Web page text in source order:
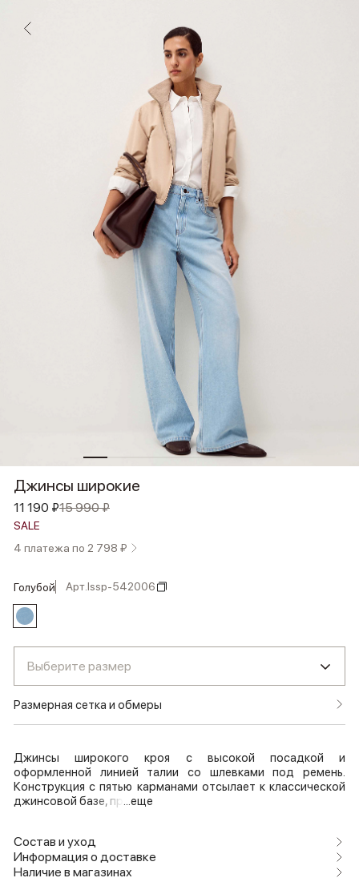
Джинсы широкие
11 190 ₽15 990 ₽
SALE
4 платежа по 2 798 ₽
голубой Арт.lssp-542006
Выберите размер
Размерная сетка и обмеры
Джинсы широкого кроя с высокой посадкой и
оформленной линией талии со шлевками под ремень.
Конструкция с пятью карманами отсылает к классической
джинсовой базе, пр ...еще
Состав и уход
Информация о доставке
Наличие в магазинах